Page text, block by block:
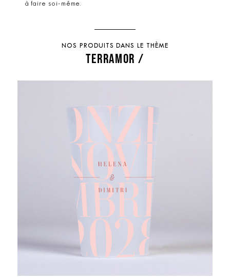
à faire soi-même.
NOS PRODUITS DANS LE THÈME
TERRAMOR /